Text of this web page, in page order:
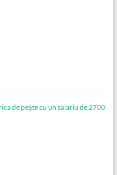
de pește cu un salariu de 2700